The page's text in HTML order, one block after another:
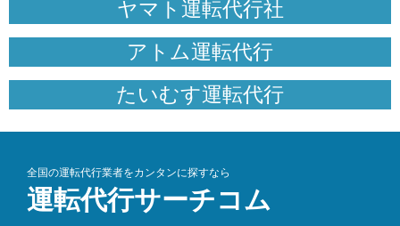
ヤマト運転代行社
アトム運転代行
たいむす運転代行
全国の運転代行業者をカンタンに探すなら
運転代行サーチコム